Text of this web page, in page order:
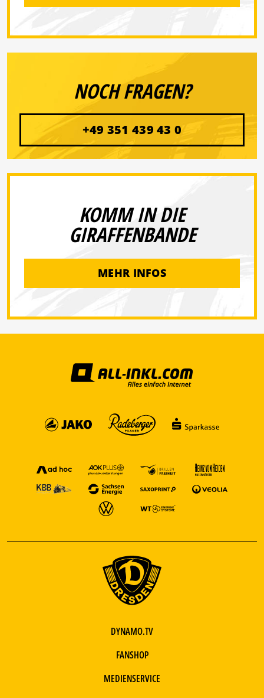
NOCH FRAGEN?
+49 351 439 43 0
KOMM IN DIE
GIRAFFENBANDE
MEHR INFOS
DYNAMO.TV
FANSHOP
MEDIENSERVICE